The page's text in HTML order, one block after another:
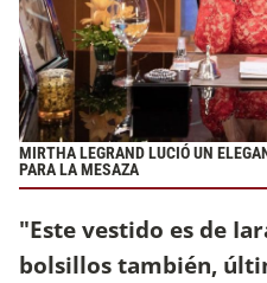
MIRTHA LEGRAND LUCIÓ UN
PARA LA MESAZA
"Este vestido es de
bolsillos también,